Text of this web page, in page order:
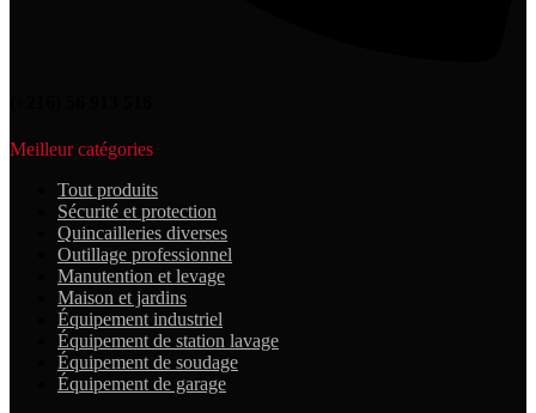
Meilleur catégories
Tout produits
Sécurité et protection
Quincailleries diverses
Outillage professionnel
Manutention et levage
Maison et jardins
Équipement industriel
Équipement de station lavage
Équipement de soudage
Équipement de garage